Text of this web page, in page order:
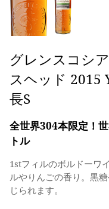
グレンスコシ
スヘッド 2015
長S
全世界304本限定！
トル
1stフィルのボルドーワ
ルやりんごの香り。黒
じられます。